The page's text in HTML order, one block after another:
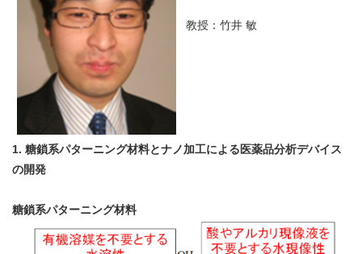
教授：竹井 敏
1. 糖鎖系パターニング材料とナノ加工による医薬品分析デバイス
の開発
糖鎖系パターニング材料